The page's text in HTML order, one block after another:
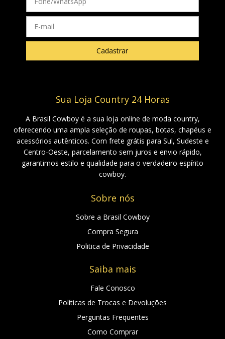
Sua Loja Country 24 Horas
A Brasil Cowboy é a sua loja online de moda country,
oferecendo uma ampla seleção de roupas, botas, chapéus e
acessórios autênticos. Com frete grátis para Sul, Sudeste e
Centro-Oeste, parcelamento sem juros e envio rápido,
garantimos estilo e qualidade para o verdadeiro espírito
cowboy.
Sobre nós
Sobre a Brasil Cowboy
Compra Segura
Politica de Privacidade
Saiba mais
Fale Conosco
Políticas de Trocas e Devoluções
Perguntas Frequentes
Como Comprar